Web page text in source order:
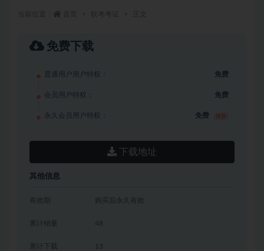
免费下载
普通用户用户特权： 免费
会员用户特权： 免费
永久会员用户特权： 免费
下载地址
其他信息
有效期 购买后永久有效
累计销量 48
累计下载 13